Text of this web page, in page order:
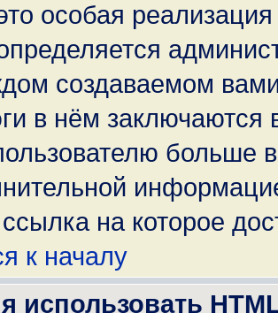
особая
создаваемом
в нём заключаются
больше
на которое
к началу
использовать